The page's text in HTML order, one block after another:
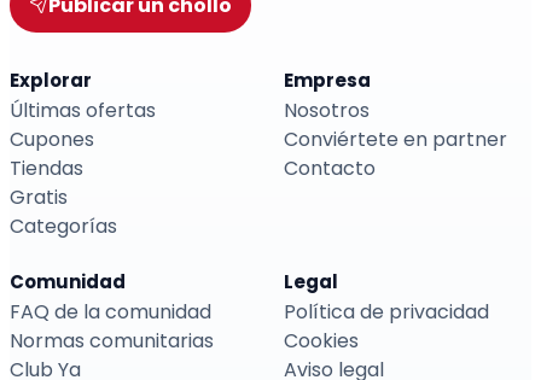
Explorar
Últimas ofertas
Cupones
Tiendas
Gratis
Categorías
Empresa
Nosotros
Conviértete en partner
Contacto
Comunidad
FAQ de la comunidad
Normas comunitarias
Club Ya
Legal
Política de privacidad
Cookies
Aviso legal